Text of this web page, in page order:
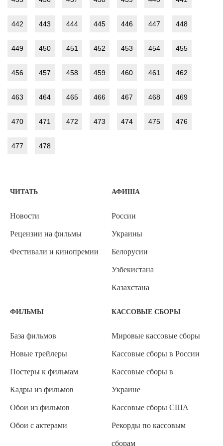
442 443 444 445 446 447 448
449 450 451 452 453 454 455
456 457 458 459 460 461 462
463 464 465 466 467 468 469
470 471 472 473 474 475 476
477 478
ЧИТАТЬ
Новости
Рецензии на фильмы
Фестивали и кинопремии
АФИША
России
Украины
Белорусии
Узбекистана
Казахстана
ФИЛЬМЫ
База фильмов
Новые трейлеры
Постеры к фильмам
Кадры из фильмов
Обои из фильмов
Обои с актерами
КАССОВЫЕ СБОРЫ
Мировые кассовые сборы
Кассовые сборы в России
Кассовые сборы в
Украине
Кассовые сборы США
Рекорды по кассовым
сборам